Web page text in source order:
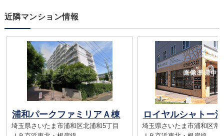
近隣マンション情報
浦和パークファミリアＡ棟
埼玉県さいたま市浦和区北浦和5丁目
ロイヤルシャトー
埼玉県さいたま市浦和区常